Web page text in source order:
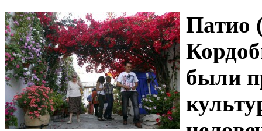
Патио
были